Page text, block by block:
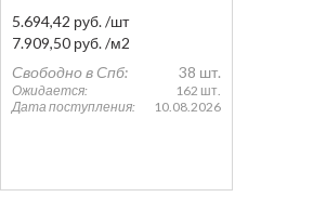
5.694,42 руб./шт
7.909,50 руб./м2
Свободно в Спб:
38 шт.
Ожидается:
162 шт.
Дата поступления:
10.08.2026